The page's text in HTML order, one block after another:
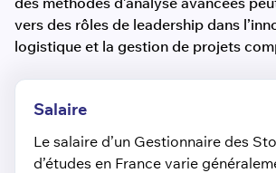
vers des rôles de leadership dans
logistique et la gestion de projets
Salaire
Le salaire d’un Gestionnaire des
d’études en France varie